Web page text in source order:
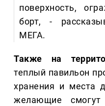
поверхность,
борт, -
МЕГА.
Также на
теплый павильон
хранения и места
желающие смогут